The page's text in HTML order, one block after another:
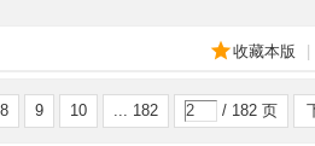
收藏本版
8 9 10 ... 182 / 182 页